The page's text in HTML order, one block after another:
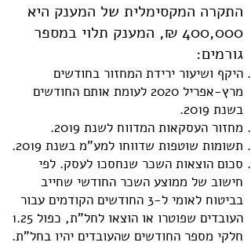
התקרה המקסימלית של המענק היא
400,000 ₪, המענק תלוי במספר
גורמים:
היקף ושיעור ירידת המחזור בחודשים
מרץ-אפריל 2020 לעומת אותם החודשים
בשנת 2019.
מחזור העסקאות המדווח לשנת 2019.
תשומות שוטפות שדווחו למע"מ בשנת 2019.
סכום הוצאות השכר שנחסכו לעסק. לפי
חישוב של ממוצע השכר החודשי שחייב
בביטוח לאומי ל-3 החודשים הקודמים עבור
העובדים שפוטרו או הוצאו לחל"ת, כפול 1.25
חלקי מספר החודשים שהעובדים יהיו בחל"ת.